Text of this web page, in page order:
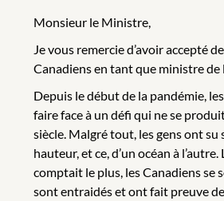
Monsieur le Ministre,
Je vous remercie d’avoir accepté
Canadiens en tant que ministre de
Depuis le début de la pandémie,
faire face à un défi qui ne se
siècle. Malgré tout, les gens ont su
hauteur, et ce, d’un océan à
comptait le plus, les Canadiens se
sont entraidés et ont fait preuve